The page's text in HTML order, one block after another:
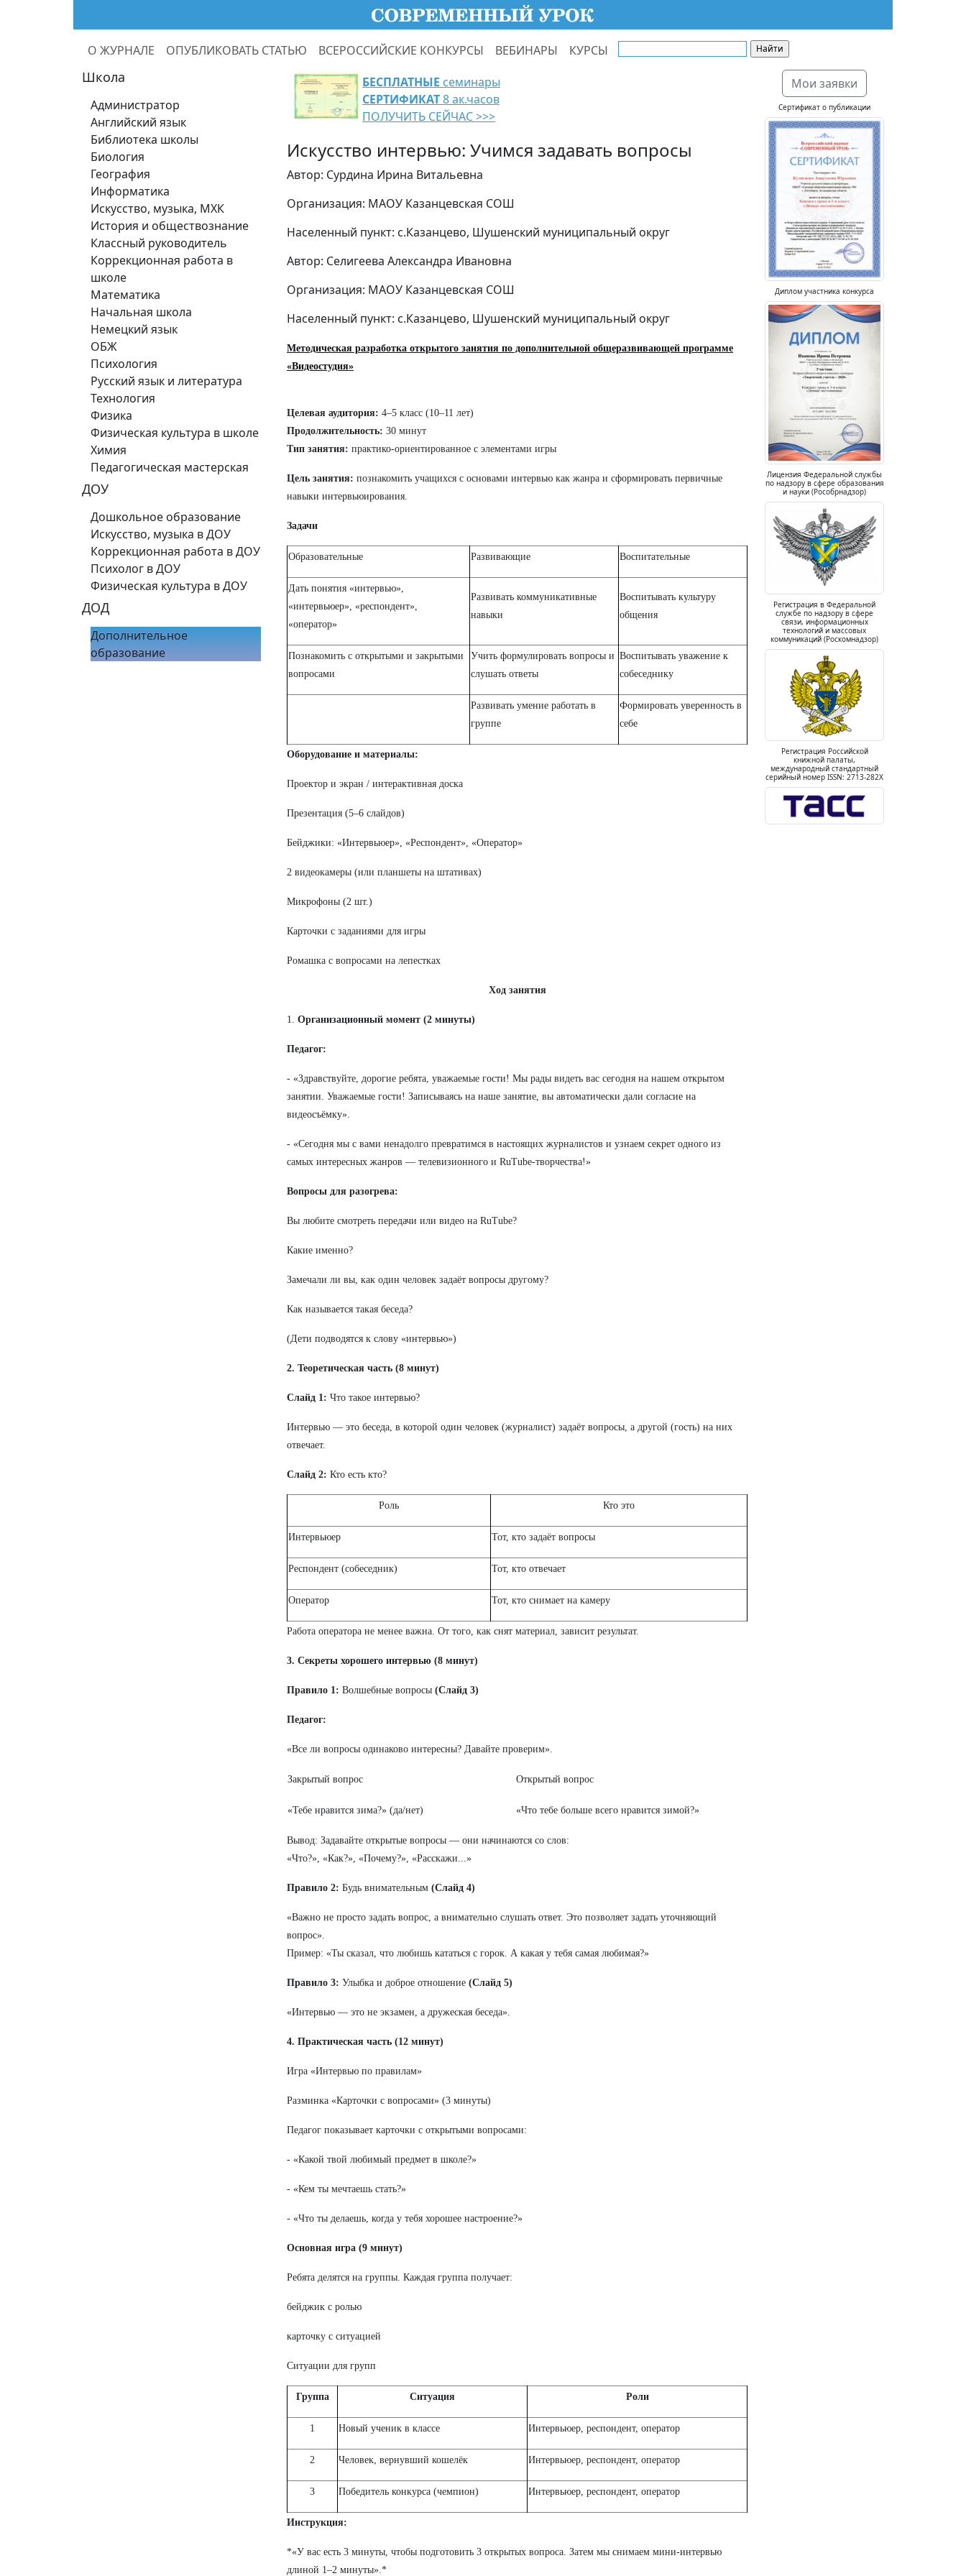
О ЖУРНАЛЕ ОПУБЛИКОВАТЬ СТАТЬЮ ВСЕРОССИЙСКИЕ КОНКУРСЫ ВЕБИНАРЫ КУРСЫ
Школа
Администратор
Английский язык
Библиотека школы
Биология
География
Информатика
Искусство, музыка, МХК
История и обществознание
Классный руководитель
Коррекционная работа в
школе
Математика
Начальная школа
Немецкий язык
ОБЖ
Психология
Русский язык и литература
Технология
Физика
Физическая культура в школе
Химия
Педагогическая мастерская
ДОУ
Дошкольное образование
Искусство, музыка в ДОУ
Коррекционная работа в ДОУ
Психолог в ДОУ
Физическая культура в ДОУ
ДОД
Дополнительное
образование
БЕСПЛАТНЫЕ семинары
СЕРТИФИКАТ8 ак.часов
ПОЛУЧИТЬ СЕЙЧАС >>>
Искусство интервью: Учимся задавать вопросы
Автор: Сурдина Ирина Витальевна
Организация: МАОУ Казанцевская СОШ
Населенный пункт: с.Казанцево, Шушенский муниципальный округ
Автор: Селигеева Александра Ивановна
Организация: МАОУ Казанцевская СОШ
Населенный пункт: с.Казанцево, Шушенский муниципальный округ
Методическая разработка открытого занятия по дополнительной общеразвивающей программе
«Видеостудия»
Целевая аудитория: 4–5 класс (10–11 лет)
Продолжительность: 30 минут
Тип занятия: практико-ориентированное с элементами игры
Цель занятия: познакомить учащихся с основами интервью как жанра и сформировать первичные
навыки интервьюирования.
Задачи
Образовательные Развивающие Воспитательные
Дать понятия «интервью»,
«интервьюер», «респондент»,
«оператор»
Развивать коммуникативные
навыки
Воспитывать культуру
общения
Познакомить с открытыми и закрытыми
вопросами
Учить формулировать вопросы и
слушать ответы
Воспитывать уважение к
собеседнику
Развивать умение работать в
группе
Формировать уверенность в
себе
Оборудование и материалы:
Проектор и экран / интерактивная доска
Презентация (5–6 слайдов)
Бейджики: «Интервьюер», «Респондент», «Оператор»
2 видеокамеры (или планшеты на штативах)
Микрофоны (2 шт.)
Карточки с заданиями для игры
Ромашка с вопросами на лепестках
Ход занятия
1. Организационный момент (2 минуты)
Педагог:
- «Здравствуйте, дорогие ребята, уважаемые гости! Мы рады видеть вас сегодня на нашем открытом
занятии. Уважаемые гости! Записываясь на наше занятие, вы автоматически дали согласие на
видеосъёмку».
- «Сегодня мы с вами ненадолго превратимся в настоящих журналистов и узнаем секрет одного из
самых интересных жанров — телевизионного и RuTube-творчества!»
Вопросы для разогрева:
Вы любите смотреть передачи или видео на RuTube?
Какие именно?
Замечали ли вы, как один человек задаёт вопросы другому?
Как называется такая беседа?
(Дети подводятся к слову «интервью»)
2. Теоретическая часть (8 минут)
Слайд 1: Что такое интервью?
Интервью — это беседа, в которой один человек (журналист) задаёт вопросы, а другой (гость) на них
отвечает.
Слайд 2: Кто есть кто?
Роль Кто это
Интервьюер Тот, кто задаёт вопросы
Респондент (собеседник) Тот, кто отвечает
Оператор Тот, кто снимает на камеру
Работа оператора не менее важна. От того, как снят материал, зависит результат.
3. Секреты хорошего интервью (8 минут)
Правило 1: Волшебные вопросы (Слайд 3)
Педагог:
«Все ли вопросы одинаково интересны? Давайте проверим».
Закрытый вопрос Открытый вопрос
«Тебе нравится зима?» (да/нет) «Что тебе больше всего нравится зимой?»
Вывод: Задавайте открытые вопросы — они начинаются со слов:
«Что?», «Как?», «Почему?», «Расскажи...»
Правило 2: Будь внимательным (Слайд 4)
«Важно не просто задать вопрос, а внимательно слушать ответ. Это позволяет задать уточняющий
вопрос».
Пример: «Ты сказал, что любишь кататься с горок. А какая у тебя самая любимая?»
Правило 3: Улыбка и доброе отношение (Слайд 5)
«Интервью — это не экзамен, а дружеская беседа».
4. Практическая часть (12 минут)
Игра «Интервью по правилам»
Разминка «Карточки с вопросами» (3 минуты)
Педагог показывает карточки с открытыми вопросами:
- «Какой твой любимый предмет в школе?»
- «Кем ты мечтаешь стать?»
- «Что ты делаешь, когда у тебя хорошее настроение?»
Основная игра (9 минут)
Ребята делятся на группы. Каждая группа получает:
бейджик с ролью
карточку с ситуацией
Ситуации для групп
Группа Ситуация Роли
1 Новый ученик в классе Интервьюер, респондент, оператор
2 Человек, вернувший кошелёк Интервьюер, респондент, оператор
3 Победитель конкурса (чемпион) Интервьюер, респондент, оператор
Инструкция:
*«У вас есть 3 минуты, чтобы подготовить 3 открытых вопроса. Затем мы снимаем мини-интервью
длиной 1–2 минуты».*
Мои заявки
Сертификат о публикации
Диплом участника конкурса
Лицензия Федеральной службы
по надзору в сфере образования
и науки (Рособрнадзор)
Регистрация в Федеральной
службе по надзору в сфере
связи, информационных
технологий и массовых
коммуникаций (Роскомнадзор)
Регистрация Российской
книжной палаты,
международный стандартный
серийный номер ISSN: 2713-282X